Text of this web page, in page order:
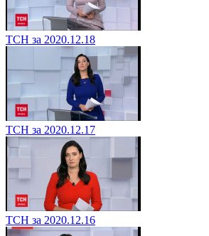
ТСН за 2020.12.18
ТСН за 2020.12.17
ТСН за 2020.12.16